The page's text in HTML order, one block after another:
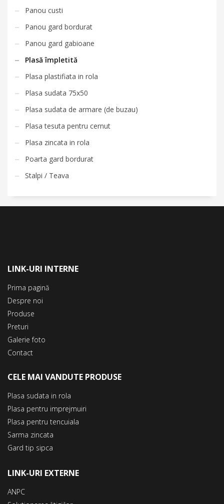
Panou custi
Panou gard bordurat
Panou gard gabioane
Plasă împletită
Plasa plastifiata in rola
Plasa sudata 75x50
Plasa sudata de armare (de buzau)
Plasa tesuta pentru cernut
Plasa zincata in rola
Poarta gard bordurat
Stalpi / Teava
LINK-URI INTERNE
Prima pagină
Despre noi
Produse
Preturi
Galerie foto
Contact
CELE MAI VANDUTE PRODUSE
Plasa sudata in rola
Plasa pentru imprejmuiri
Plasa pentru tencuiala
Sarma zincata
Gard tip sipca
LINK-URI EXTERNE
ANPC